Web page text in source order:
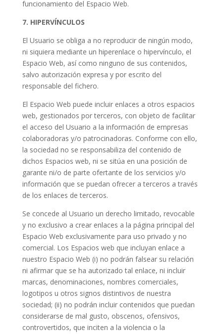
funcionamiento del Espacio Web.
7. HIPERVÍNCULOS
El Usuario se obliga a no reproducir de ningún modo,
ni siquiera mediante un hiperenlace o hipervínculo, el
Espacio Web, así como ninguno de sus contenidos,
salvo autorización expresa y por escrito del
responsable del fichero.
El Espacio Web puede incluir enlaces a otros espacios
web, gestionados por terceros, con objeto de facilitar
el acceso del Usuario a la información de empresas
colaboradoras y/o patrocinadoras. Conforme con ello,
la sociedad no se responsabiliza del contenido de
dichos Espacios web, ni se sitúa en una posición de
garante ni/o de parte ofertante de los servicios y/o
información que se puedan ofrecer a terceros a través
de los enlaces de terceros.
Se concede al Usuario un derecho limitado, revocable
y no exclusivo a crear enlaces a la página principal del
Espacio Web exclusivamente para uso privado y no
comercial. Los Espacios web que incluyan enlace a
nuestro Espacio Web (i) no podrán falsear su relación
ni afirmar que se ha autorizado tal enlace, ni incluir
marcas, denominaciones, nombres comerciales,
logotipos u otros signos distintivos de nuestra
sociedad; (ii) no podrán incluir contenidos que puedan
considerarse de mal gusto, obscenos, ofensivos,
controvertidos, que inciten a la violencia o la